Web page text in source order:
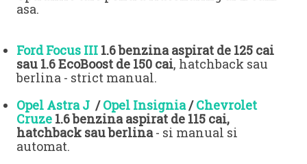
asa.
Ford Focus III 1.6 benzina aspirat de 125 cai
sau 1.6 EcoBoost de 150 cai, hatchback sau
berlina - strict manual.
Opel Astra J /Opel Insignia/Chevrolet
Cruze 1.6 benzina aspirat de 115 cai,
hatchback sau berlina- si manual si
automat.